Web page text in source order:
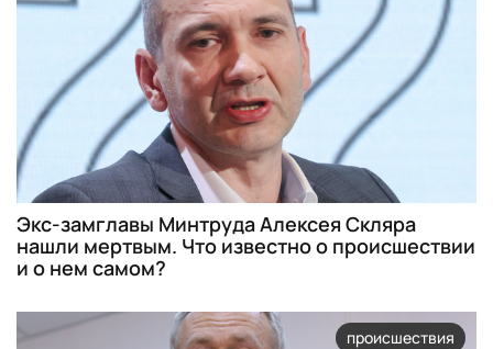
Экс-замглавы Минтруда Алексея Скляра
нашли мертвым. Что известно о происшествии
и о нем самом?
происшествия